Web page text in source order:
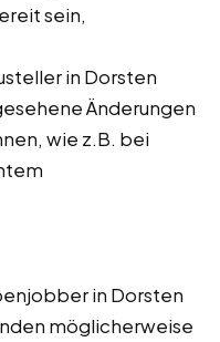
sein,
in Dorsten
Änderungen
wie z.B. bei
in Dorsten
möglicherweise